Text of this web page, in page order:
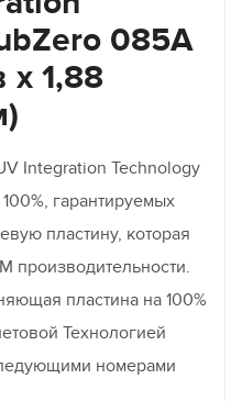
085A
1,88
Integration Technology
гарантируемых
пластину, которая
производительности.
пластина на 100%
Технологией
номерами